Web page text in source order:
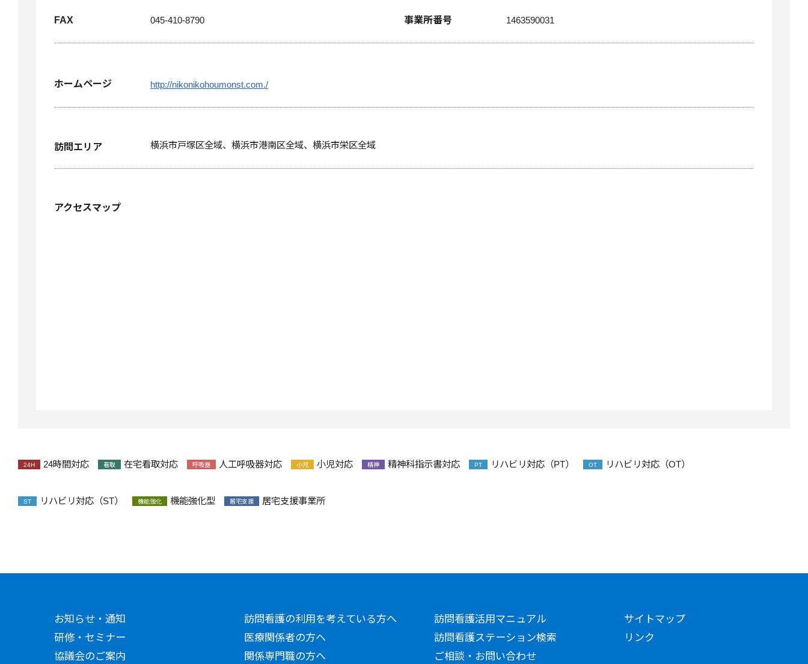
FAX 045-410-8790 事業所番号 1463590031
ホームページ http://nikonikohoumonst.com./
訪問エリア 横浜市戸塚区全域、横浜市港南区全域、横浜市栄区全域
アクセスマップ
24H 24時間対応 看取 在宅看取対応 呼吸器 人工呼吸器対応 小児 小児対応 精神 精神科指示書対応 PT リハビリ対応（PT） OT リハビリ対応（OT）
ST リハビリ対応（ST） 機能強化 機能強化型 居宅支援 居宅支援事業所
お知らせ・通知
研修・セミナー
協議会のご案内
訪問看護の利用を考えている方へ
医療関係者の方へ
関係専門職の方へ
訪問看護活用マニュアル
訪問看護ステーション検索
ご相談・お問い合わせ
サイトマップ
リンク